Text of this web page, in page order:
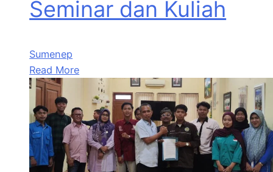
Seminar dan Kuliah
Sumenep
Read More